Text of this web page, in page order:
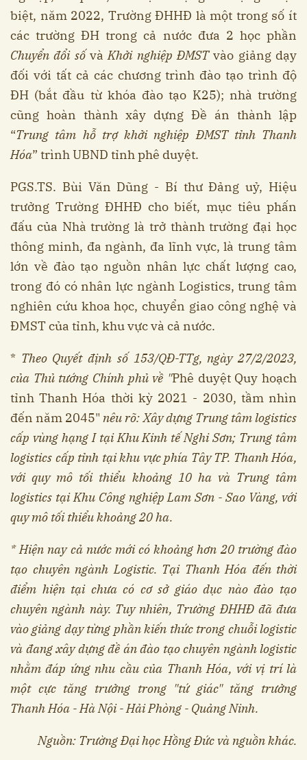
biệt, năm 2022, Trường ĐHHĐ là một trong số ít
các trường ĐH trong cả nước đưa 2 học phần
Chuyển đổi sốvàKhởi nghiệp ĐMSTvào giảng dạy
đối với tất cả các chương trình đào tạo trình độ
ĐH (bắt đầu từ khóa đào tạo K25); nhà trường
cũng hoàn thành xây dựng Đề án thành lập
“Trung tâm hỗ trợ khởi nghiệp ĐMST tỉnh Thanh
Hóa” trình UBND tỉnh phê duyệt.
PGS.TS. Bùi Văn Dũng - Bí thư Đảng uỷ, Hiệu
trưởng Trường ĐHHĐ cho biết, mục tiêu phấn
đấu của Nhà trường là trở thành trường đại học
thông minh, đa ngành, đa lĩnh vực, là trung tâm
lớn về đào tạo nguồn nhân lực chất lượng cao,
trong đó có nhân lực ngành Logistics, trung tâm
nghiên cứu khoa học, chuyển giao công nghệ và
ĐMST của tỉnh, khu vực và cả nước.
* Theo Quyết định số 153/QĐ-TTg, ngày 27/2/2023,
của Thủ tướng Chính phủ về "Phê duyệt Quy hoạch
tỉnh Thanh Hóa thời kỳ 2021 - 2030, tầm nhìn
đến năm 2045" nêu rõ: Xây dựng Trung tâm logistics
cấp vùng hạng I tại Khu Kinh tế Nghi Sơn; Trung tâm
logistics cấp tỉnh tại khu vực phía Tây TP. Thanh Hóa,
với quy mô tối thiểu khoảng 10 ha và Trung tâm
logistics tại Khu Công nghiệp Lam Sơn - Sao Vàng, với
quy mô tối thiểu khoảng 20 ha.
* Hiện nay cả nước mới có khoảng hơn 20 trường đào
tạo chuyên ngành Logistic. Tại Thanh Hóa đến thời
điểm hiện tại chưa có cơ sở giáo dục nào đào tạo
chuyên ngành này. Tuy nhiên, Trường ĐHHĐ đã đưa
vào giảng dạy từng phần kiến thức trong chuỗi logistic
và đang xây dựng đề án đào tạo chuyên ngành logistic
nhằm đáp ứng nhu cầu của Thanh Hóa, với vị trí là
một cực tăng trưởng trong "tứ giác" tăng trưởng
Thanh Hóa - Hà Nội - Hải Phòng - Quảng Ninh.
Nguồn: Trường Đại học Hồng Đức và nguồn khác.